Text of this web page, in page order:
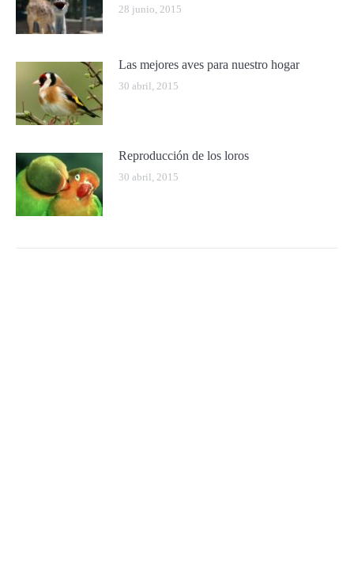
28 junio, 2015
Las mejores aves para nuestro hogar
30 abril, 2015
Reproducción de los loros
30 abril, 2015